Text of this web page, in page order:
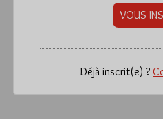
VOUS
Déjà inscrit(e) ?